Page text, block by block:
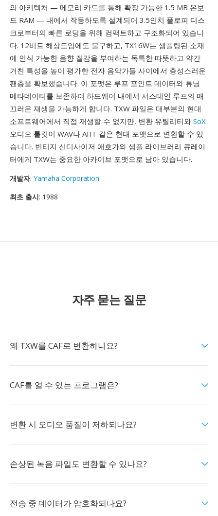
의 아키텍처 — 메모리 카드를 통해 확장 가능한 1.5 MB 온보
드 RAM — 내에서 작동하도록 설계되어 3.5인치 플로피 디스
크로부터의 빠른 로딩을 위해 컴팩트하고 구조화되어 있습니
다. 12비트 해상도임에도 불구하고, TX16W는 샘플링된 소재
에 인식 가능한 음향 질감을 부여하는 독특한 따뜻하고 약간
거친 특성을 높이 평가한 전자 음악가들 사이에서 충성스러운
팬층을 확보했습니다. 이 포맷은 루프 포인트 데이터와 튜닝
메타데이터를 보존하여 하드웨어 내에서 서스테인 루프의 매
끄러운 재생을 가능하게 합니다. TXW 파일은 대부분의 현대
소프트웨어에서 직접 재생할 수 없지만, 변환 유틸리티와 SoX
오디오 툴킷이 WAV나 AIFF 같은 현대 포맷으로 변환할 수 있
습니다. 빈티지 신디사이저 애호가와 샘플 라이브러리 큐레이
터에게 TXW는 중요한 아카이브 포맷으로 남아 있습니다.
개발자: Yamaha Corporation
최초 출시: 1988
자주 묻는 질문
왜 TXW를 CAF로 변환하나요?
CAF를 열 수 있는 프로그램은?
변환 시 오디오 품질이 저하되나요?
손상된 녹음 파일도 변환할 수 있나요?
전송 중 데이터가 암호화되나요?